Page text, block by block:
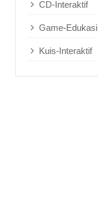
CD-Interaktif
Game-Edukasi
Kuis-Interaktif